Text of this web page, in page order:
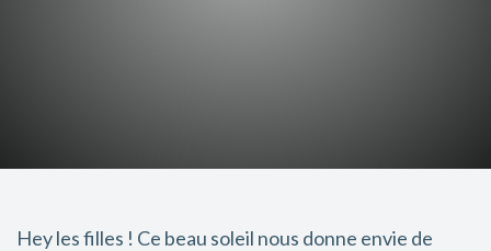
Hey les filles ! Ce beau soleil nous donne envie de